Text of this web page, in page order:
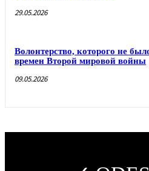
29.05.2026
Волонтерство, которого не
времен Второй мировой войны
09.05.2026